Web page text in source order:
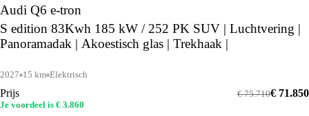
Audi Q6 e-tron
S edition 83Kwh 185 kW / 252 PK SUV | Luchtvering |
Panoramadak | Akoestisch glas | Trekhaak |
2027 15 km Elektrisch
Prijs € 71.850
€ 75.710
Je voordeel is € 3.860